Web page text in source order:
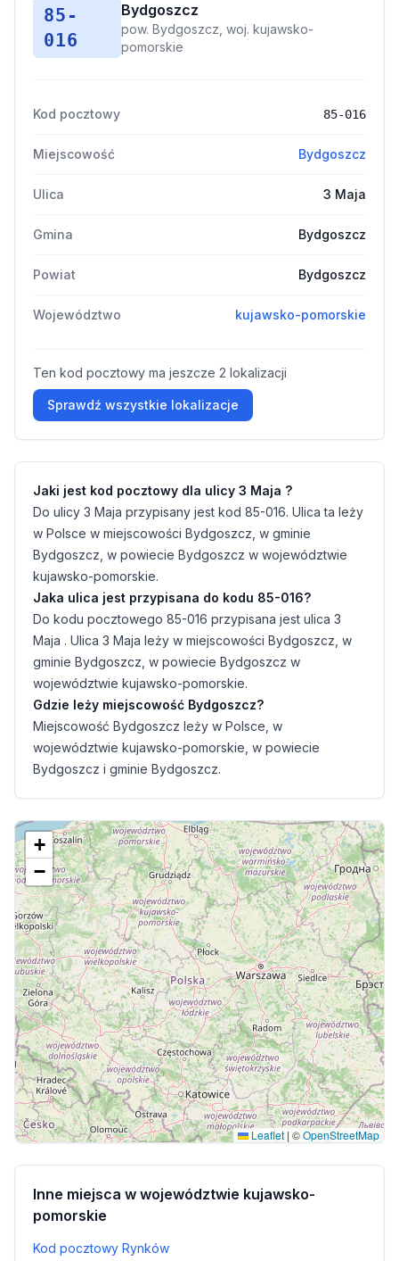
85-
016
Bydgoszcz
pow. Bydgoszcz, woj. kujawsko-
pomorskie
Kod pocztowy 85-016
Miejscowość Bydgoszcz
Ulica 3 Maja
Gmina Bydgoszcz
Powiat Bydgoszcz
Województwo kujawsko-pomorskie
Ten kod pocztowy ma jeszcze 2 lokalizacji
Sprawdź wszystkie lokalizacje
Jaki jest kod pocztowy dla ulicy 3 Maja ?
Do ulicy 3 Maja przypisany jest kod 85-016. Ulica ta leży
w Polsce w miejscowości Bydgoszcz, w gminie
Bydgoszcz, w powiecie Bydgoszcz w województwie
kujawsko-pomorskie.
Jaka ulica jest przypisana do kodu 85-016?
Do kodu pocztowego 85-016 przypisana jest ulica 3
Maja . Ulica 3 Maja leży w miejscowości Bydgoszcz, w
gminie Bydgoszcz, w powiecie Bydgoszcz w
województwie kujawsko-pomorskie.
Gdzie leży miejscowość Bydgoszcz?
Miejscowość Bydgoszcz leży w Polsce, w
województwie kujawsko-pomorskie, w powiecie
Bydgoszcz i gminie Bydgoszcz.
+
−
Leaflet | ©OpenStreetMap
Inne miejsca w województwie kujawsko-
pomorskie
Kod pocztowy Rynków